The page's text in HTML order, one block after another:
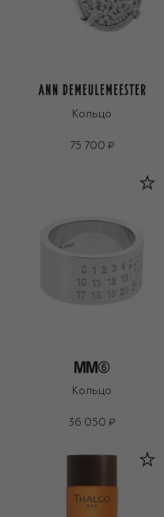
Кольцо
75 700 ₽
Кольцо
36 050 ₽